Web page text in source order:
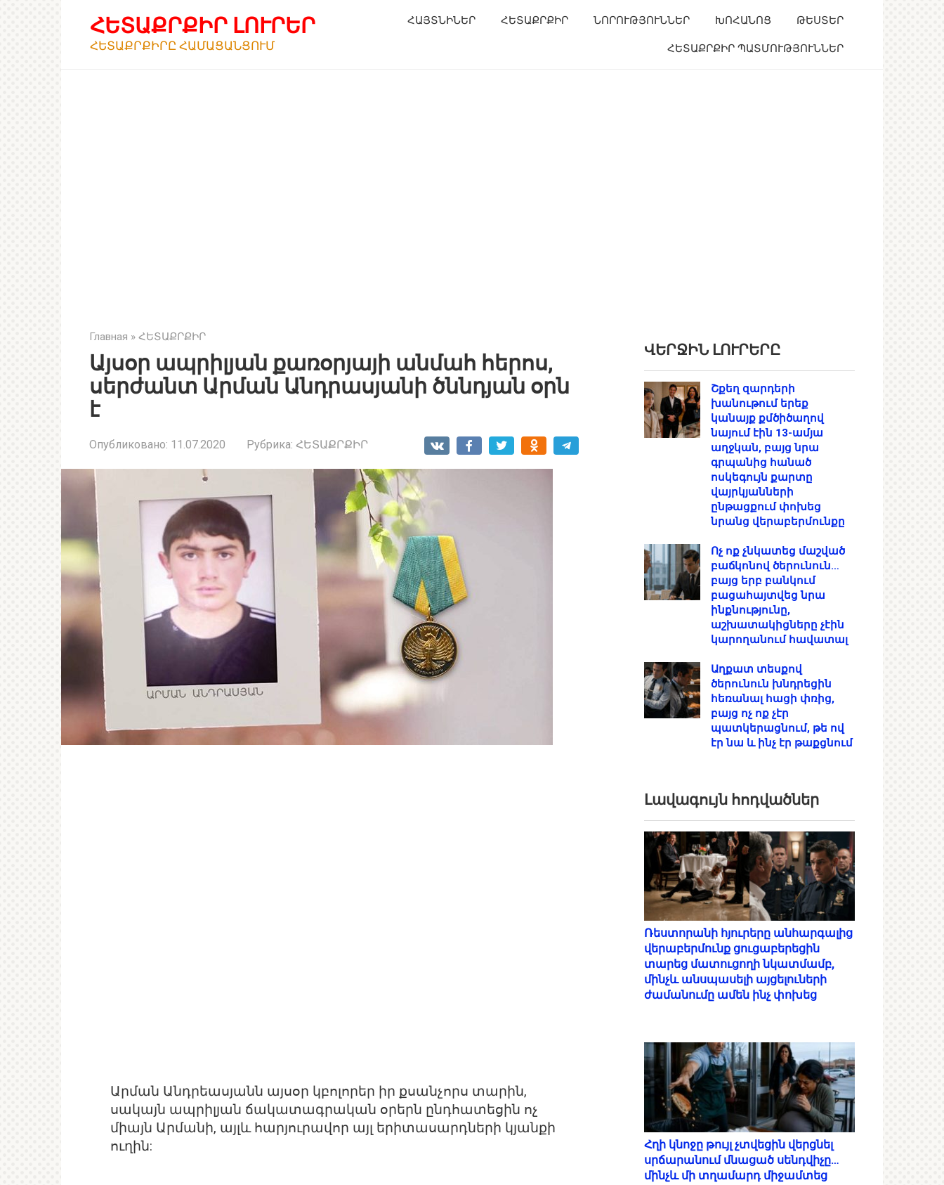
ՀԵՏԱՔՐՔԻՐ ԼՈՒՐԵՐ
ՀԵՏԱՔՐՔԻՐԸ ՀԱՄԱՑԱՆՑՈՒՄ
ՀԱՅՏՆԻՆԵՐ ՀԵՏԱՔՐՔԻՐ ՆՈՐՈՒԹՅՈՒՆՆԵՐ ԽՈՀԱՆՈՑ ԹԵՍՏԵՐ
ՀԵՏԱՔՐՔԻՐ ՊԱՏՄՈՒԹՅՈՒՆՆԵՐ
Главная » ՀԵՏԱՔՐՔԻՐ
Այսօր ապրիլյան քառօրյայի անմահ հերոս,
սերժանտ Արման Անդրասյանի ծննդյան օրն
է
Опубликовано: 11.07.2020 Рубрика: ՀԵՏԱՔՐՔԻՐ
Արման Անդրեասյանն այսօր կբոլորեր իր քսանչորս տարին,
սակայն ապրիլյան ճակատագրական օրերն ընդհատեցին ոչ
միայն Արմանի, այլև հարյուրավոր այլ երիտասարդների կյանքի
ուղին:
ՎԵՐՋԻՆ ԼՈՒՐԵՐԸ
Շքեղ զարդերի
խանութում երեք
կանայք քմծիծաղով
նայում էին 13-ամյա
աղջկան, բայց նրա
գրպանից հանած
ոսկեգույն քարտը
վայրկյանների
ընթացքում փոխեց
նրանց վերաբերմունքը
Ոչ ոք չնկատեց մաշված
բաճկոնով ծերունուն…
բայց երբ բանկում
բացահայտվեց նրա
ինքնությունը,
աշխատակիցները չէին
կարողանում հավատալ
Աղքատ տեսքով
ծերունուն խնդրեցին
հեռանալ հացի փռից,
բայց ոչ ոք չէր
պատկերացնում, թե ով
էր նա և ինչ էր թաքցնում
Լավագույն հոդվածներ
Ռեստորանի հյուրերը անհարգալից
վերաբերմունք ցուցաբերեցին
տարեց մատուցողի նկատմամբ,
մինչև անսպասելի այցելուների
ժամանումը ամեն ինչ փոխեց
Հղի կնոջը թույլ չտվեցին վերցնել
սրճարանում մնացած սենդվիչը…
մինչև մի տղամարդ միջամտեց